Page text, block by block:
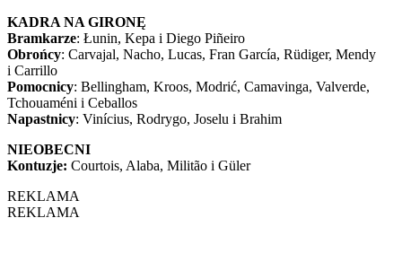
KADRA NA GIRONĘ
Bramkarze: Łunin, Kepa i Diego Piñeiro
Obrońcy: Carvajal, Nacho, Lucas, Fran García, Rüdiger, Mendy
i Carrillo
Pomocnicy: Bellingham, Kroos, Modrić, Camavinga, Valverde,
Tchouaméni i Ceballos
Napastnicy: Vinícius, Rodrygo, Joselu i Brahim
NIEOBECNI
Kontuzje: Courtois, Alaba, Militão i Güler
REKLAMA
REKLAMA